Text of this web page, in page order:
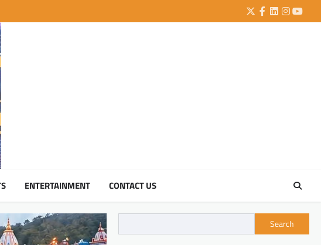
Twitter
Facebook
LinkedIn
ENTERTAINMENT CONTACT US
Search